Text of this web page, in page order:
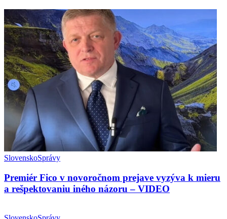
SlovenskoSprávy
Premiér Fico v novoročnom prejave vyzýva k mieru
a rešpektovaniu iného názoru – VIDEO